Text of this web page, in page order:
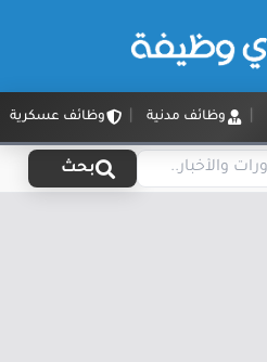
وظائف مدنية وظائف عسكرية
بحث